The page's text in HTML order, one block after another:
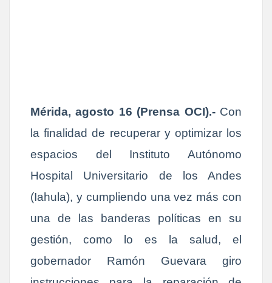
Mérida, agosto 16 (Prensa OCI).-Con
la finalidad de recuperar y optimizar los
espacios del Instituto Autónomo
Hospital Universitario de los Andes
(Iahula), y cumpliendo una vez más con
una de las banderas políticas en su
gestión, como lo es la salud, el
gobernador Ramón Guevara giro